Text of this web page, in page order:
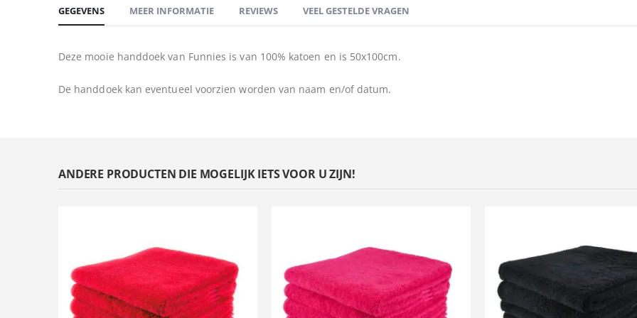
GEGEVENS
Deze mooie handdoek van Funnies is van 100% katoen en is 50x100cm.
De handdoek kan eventueel voorzien worden van naam en/of datum.
MEER INFORMATIE REVIEWS VEEL GESTELDE VRAGEN
ANDERE PRODUCTEN DIE MOGELIJK IETS VOOR U ZIJN!